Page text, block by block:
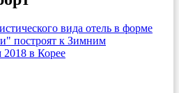
вида отель в форме
построят к Зимним
в Корее